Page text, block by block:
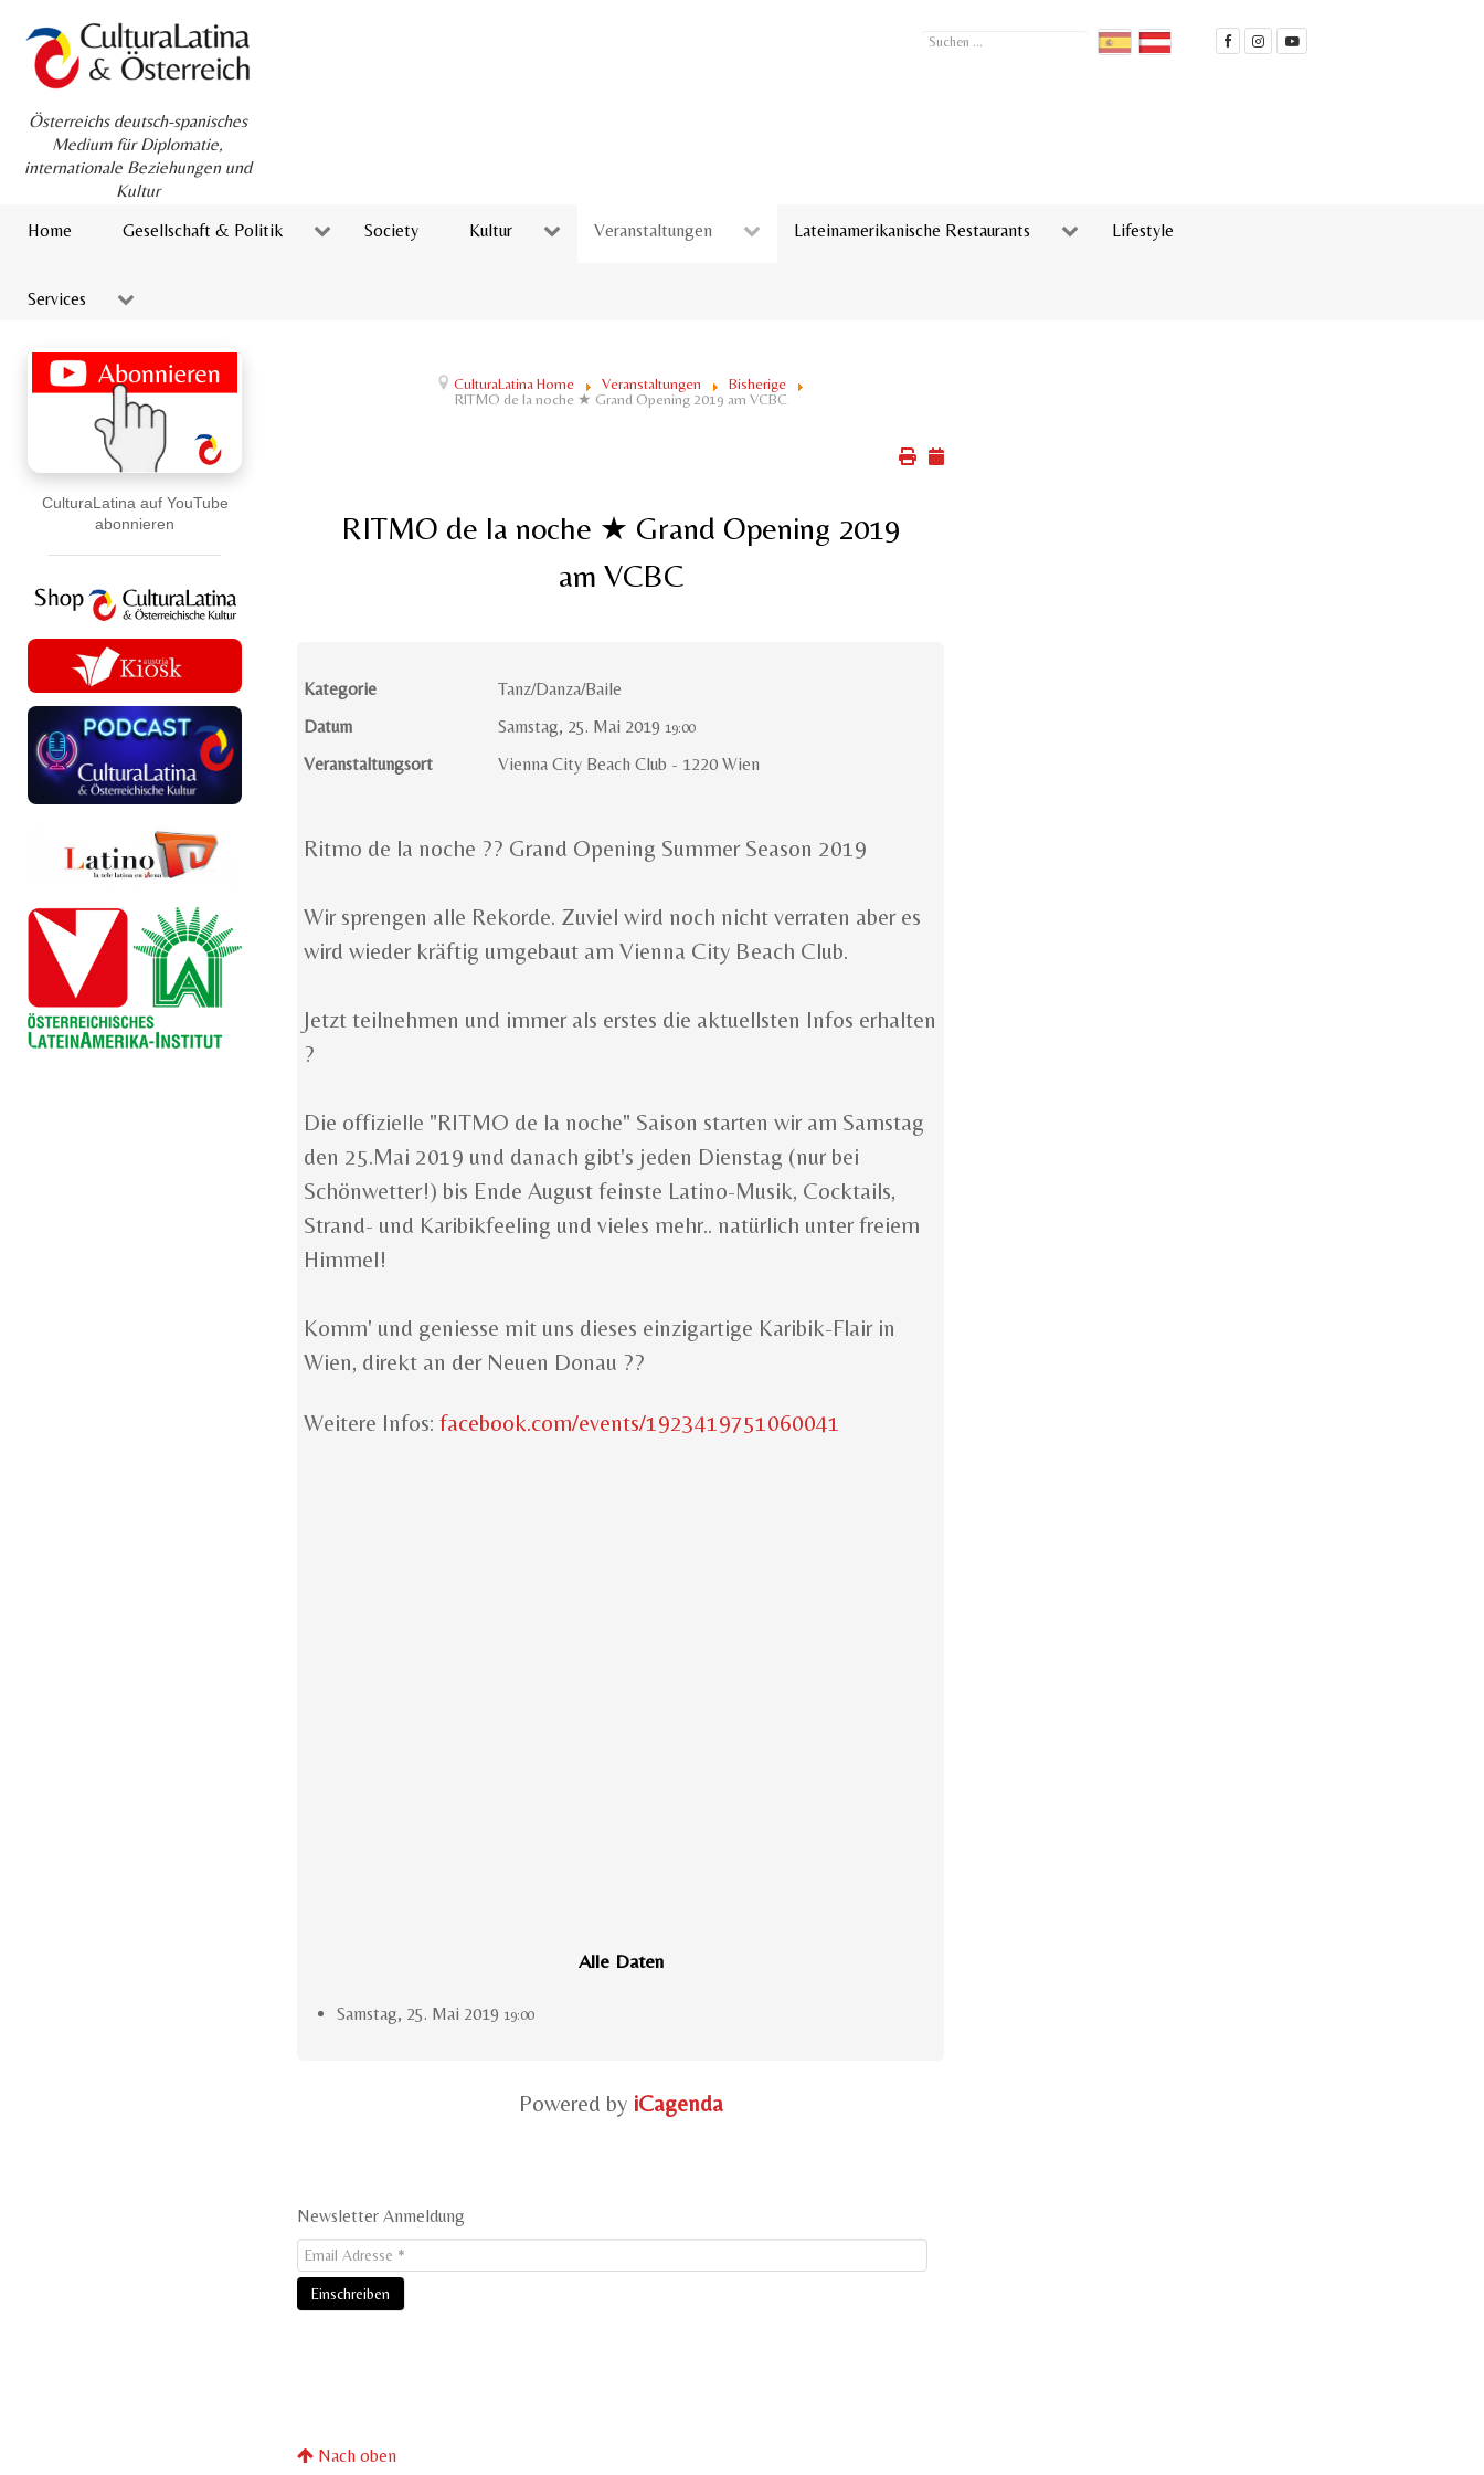
Österreichs deutsch-spanisches
Medium für Diplomatie,
internationale Beziehungen und
Kultur
Suchen
Home Gesellschaft & Politik Society Kultur Veranstaltungen Lateinamerikanische Restaurants Lifestyle
Services
CulturaLatina auf YouTube
abonnieren
CulturaLatina Home Veranstaltungen
Bisherige
RITMO de la noche ★ Grand Opening 2019 am VCBC
RITMO de la noche ★ Grand Opening 2019
am VCBC
Kategorie
Tanz/Danza/Baile
Datum
Samstag, 25. Mai 2019 19:00
Veranstaltungsort Vienna City Beach Club - 1220 Wien
Ritmo de la noche ?? Grand Opening Summer Season 2019
Wir sprengen alle Rekorde. Zuviel wird noch nicht verraten aber es
wird wieder kräftig umgebaut am Vienna City Beach Club.
Jetzt teilnehmen und immer als erstes die aktuellsten Infos erhalten
?
Die offizielle "RITMO de la noche" Saison starten wir am Samstag
den 25.Mai 2019 und danach gibt's jeden Dienstag (nur bei
Schönwetter!) bis Ende August feinste Latino-Musik, Cocktails,
Strand- und Karibikfeeling und vieles mehr.. natürlich unter freiem
Himmel!
Komm' und geniesse mit uns dieses einzigartige Karibik-Flair in
Wien, direkt an der Neuen Donau ??
Weitere Infos: facebook.com/events/1923419751060041
Alle Daten
Samstag, 25. Mai 2019 19:00
Powered by iCagenda
Newsletter Anmeldung
Nach oben